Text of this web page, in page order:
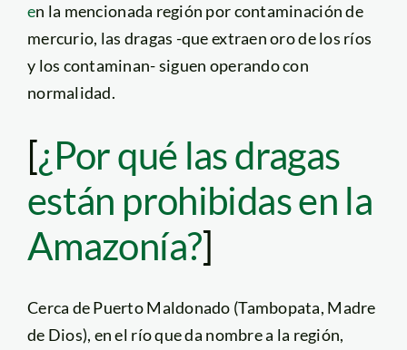
en la mencionada región por contaminación de
mercurio, las dragas -que extraen oro de los ríos
y los contaminan- siguen operando con
normalidad.
[¿Por qué las dragas
están prohibidas en la
Amazonía?]
Cerca de Puerto Maldonado (Tambopata, Madre
de Dios), en el río que da nombre a la región,